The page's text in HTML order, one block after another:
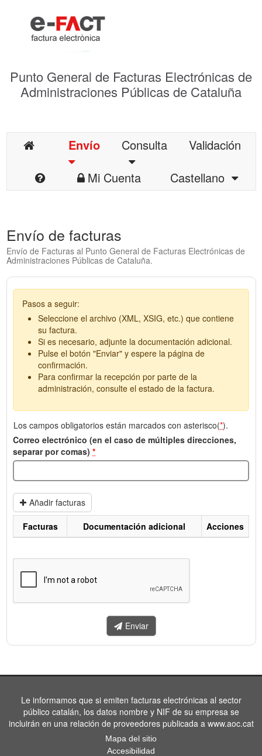
Punto General de Facturas Electrónicas de
Administraciones Públicas de Cataluña
Envío Consulta
Validación
Mi Cuenta
Castellano
Envío de facturas
Envío de Facturas al Punto General de Facturas Electrónicas de
Administraciones Públicas de Cataluña.
Pasos a seguir:
Seleccione el archivo (XML, XSIG, etc.) que contiene
su factura.
Si es necesario, adjunte la documentación adicional.
Pulse el botón "Enviar" y espere la página de
confirmación.
Para confirmar la recepción por parte de la
administración, consulte el estado de la factura.
Los campos obligatorios están marcados con asterisco(*).
Correo electrónico (en el caso de múltiples direcciones,
separar por comas) *
Añadir facturas
enviar.
Facturas Documentación adicional Acciones
Enviar
Le informamos que si emiten facturas electrónicas al sector
público catalán, los datos nombre y NIF de su empresa se
incluirán en una relación de proveedores publicada a www.aoc.cat
Mapa del sitio
Accesibilidad